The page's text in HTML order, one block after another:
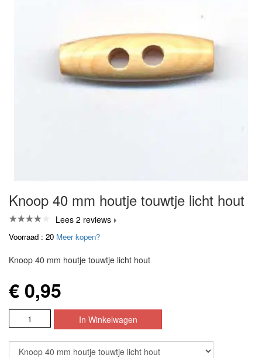
Knoop 40 mm houtje touwtje licht hout
Lees 2 reviews
Voorraad : 20 Meer kopen?
Knoop 40 mm houtje touwtje licht hout
€ 0,95